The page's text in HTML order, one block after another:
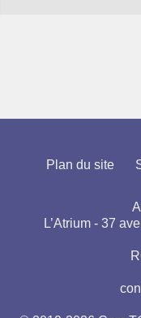
Plan du site
L’Atrium - 37